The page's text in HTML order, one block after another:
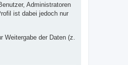
Administratoren
ist dabei jedoch nur
der Daten (z.